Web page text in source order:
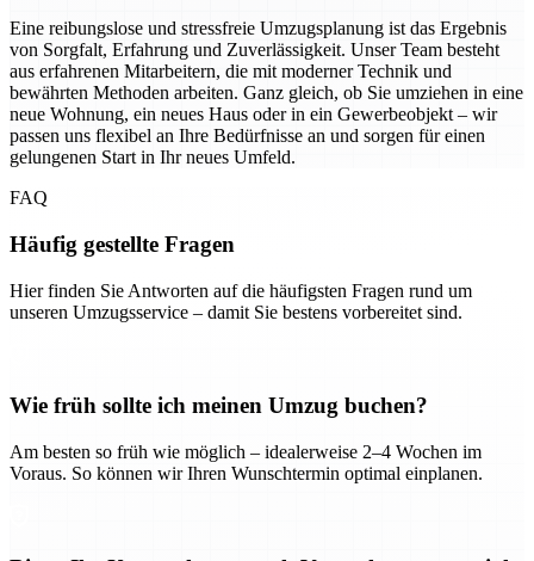
Eine reibungslose und stressfreie Umzugsplanung ist das Ergebnis
von Sorgfalt, Erfahrung und Zuverlässigkeit. Unser Team besteht
aus erfahrenen Mitarbeitern, die mit moderner Technik und
bewährten Methoden arbeiten. Ganz gleich, ob Sie umziehen in eine
neue Wohnung, ein neues Haus oder in ein Gewerbeobjekt – wir
passen uns flexibel an Ihre Bedürfnisse an und sorgen für einen
gelungenen Start in Ihr neues Umfeld.
FAQ
Häufig gestellte Fragen
Hier finden Sie Antworten auf die häufigsten Fragen rund um
unseren Umzugsservice – damit Sie bestens vorbereitet sind.
Wie früh sollte ich meinen Umzug buchen?
Am besten so früh wie möglich – idealerweise 2–4 Wochen im
Voraus. So können wir Ihren Wunschtermin optimal einplanen.